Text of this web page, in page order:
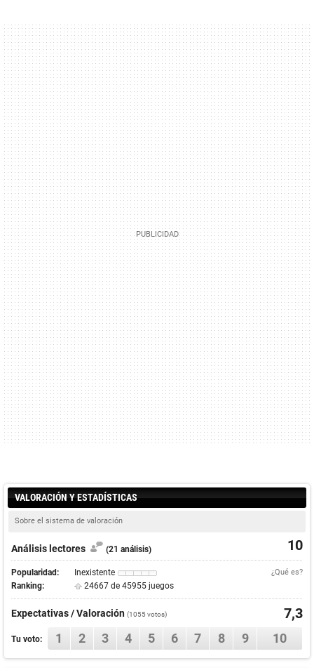
VALORACIÓN Y ESTADÍSTICAS
Sobre el sistema de valoración
10
Análisis lectores (21 análisis)
Popularidad: Inexistente ¿Qué es?
Ranking: 24667 de 45955 juegos
Expectativas / Valoración (1055votos) 7,3
Tu voto: 1 2 3 4 5 6 7 8 9 10